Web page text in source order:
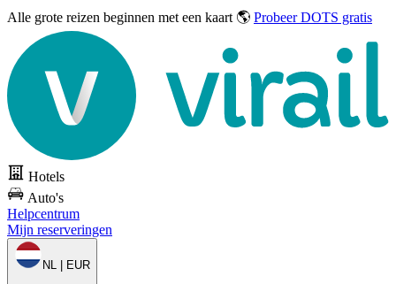
Alle grote reizen beginnen met een kaart 🌎 Probeer DOTS gratis
Hotels
Auto's
Helpcentrum
Mijn reserveringen
NL | EUR